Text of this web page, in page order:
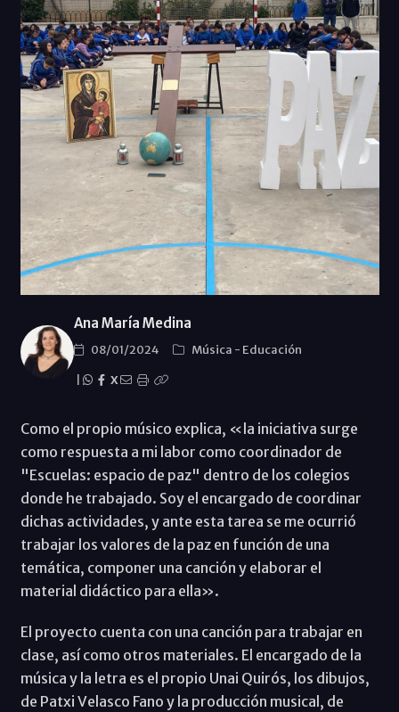
Ana María Medina
08/01/2024 Música - Educación
X
Como el propio músico explica, «la iniciativa surge
como respuesta a mi labor como coordinador de
"Escuelas: espacio de paz" dentro de los colegios
donde he trabajado. Soy el encargado de coordinar
dichas actividades, y ante esta tarea se me ocurrió
trabajar los valores de la paz en función de una
temática, componer una canción y elaborar el
material didáctico para ella».
El proyecto cuenta con una canción para trabajar en
clase, así como otros materiales. El encargado de la
música y la letra es el propio Unai Quirós, los dibujos,
de Patxi Velasco Fano y la producción musical, de